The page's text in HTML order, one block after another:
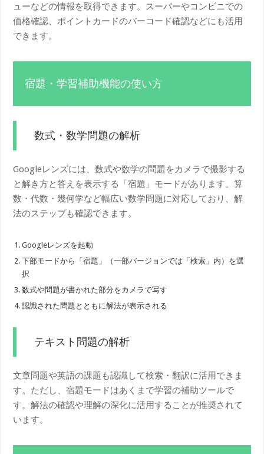
ューなどの情報を取得できます。スーパーやコンビニでの
価格確認、ポイントカードのバーコード確認などにも活用
できます。
宿題・学習補助機能の使い方
数式・数学問題の解析
Googleレンズには、数式や数学の問題をカメラで撮影する
と解き方と答えを表示する「宿題」モードがあります。算
数・代数・幾何学など幅広い数学問題に対応しており、解
法のステップも確認できます。
Googleレンズを起動
下部モードから「宿題」（一部バージョンでは「検索」内）を選
択
数式や問題が書かれた部分をカメラで写す
認識された問題とともに解法が表示される
テキスト問題の解析
文章問題や英語の課題も認識して検索・翻訳に活用できま
す。ただし、宿題モードはあくまで学習の補助ツールで
す。解法の確認や理解の深化に活用することが推奨されて
います。